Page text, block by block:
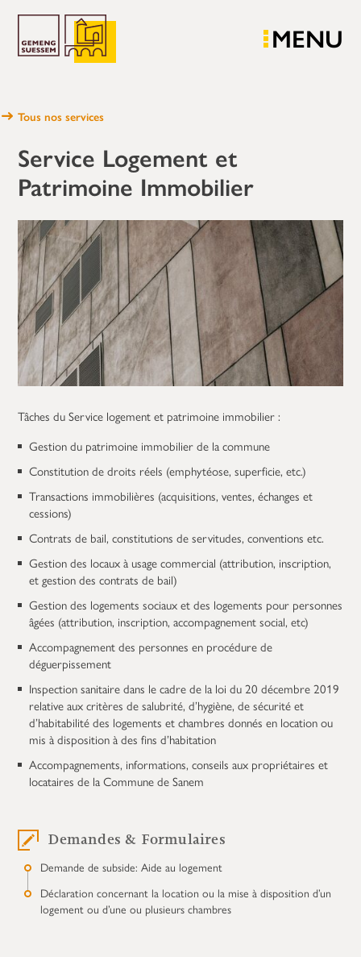
MENU
Tous nos services
Service Logement et
Patrimoine Immobilier
Tâches du Service logement et patrimoine immobilier :
Gestion du patrimoine immobilier de la commune
Constitution de droits réels (emphytéose, superficie, etc.)
Transactions immobilières (acquisitions, ventes, échanges et
cessions)
Contrats de bail, constitutions de servitudes, conventions etc.
Gestion des locaux à usage commercial (attribution, inscription,
et gestion des contrats de bail)
Gestion des logements sociaux et des logements pour personnes
âgées (attribution, inscription, accompagnement social, etc)
Accompagnement des personnes en procédure de
déguerpissement
Inspection sanitaire dans le cadre de la loi du 20 décembre 2019
relative aux critères de salubrité, d’hygiène, de sécurité et
d’habitabilité des logements et chambres donnés en location ou
mis à disposition à des fins d’habitation
Accompagnements, informations, conseils aux propriétaires et
locataires de la Commune de Sanem
Demandes & Formulaires
Demande de subside: Aide au logement
Déclaration concernant la location ou la mise à disposition d’un
logement ou d’une ou plusieurs chambres